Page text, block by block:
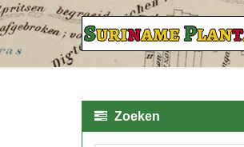
Zoeken